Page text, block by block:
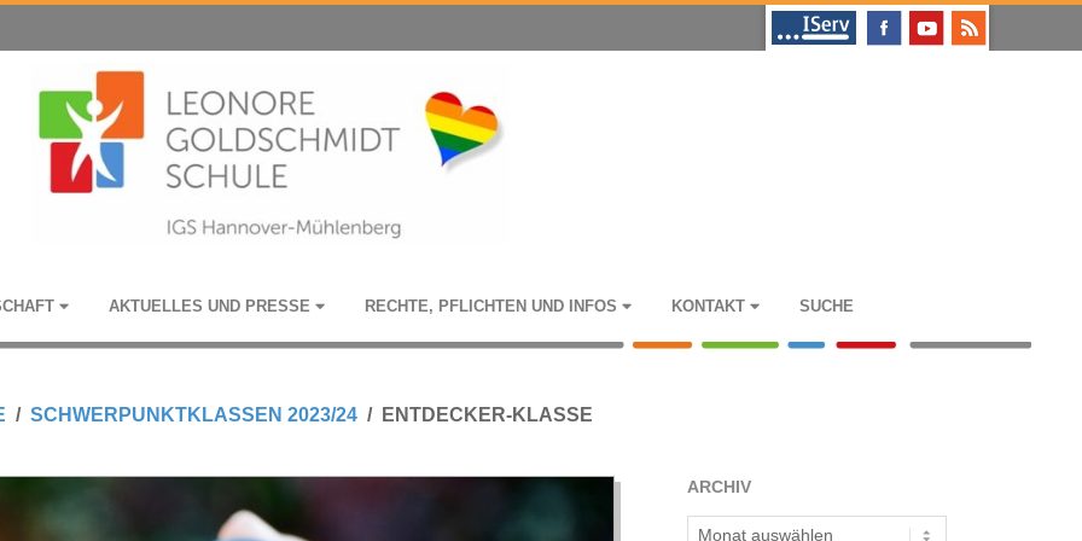
AKTU­EL­LES UND PRESSE RECHTE, PFLICH­TEN UND INFOS KON­TAKT SUCHE
SCHWERPUNKTKLASSEN 2023/24 ENTDECKER-KLASSE
ARCHIV
Archiv